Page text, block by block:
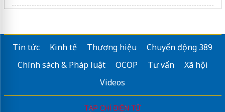
bài văn tả người thân
quà tặng doanh nghiệpchất lượng
Tin tức Kinh tế Thương hiệu
Chuyển động 389
Chính sách & Pháp luật
OCOP Tư vấn
Xã hội
Videos